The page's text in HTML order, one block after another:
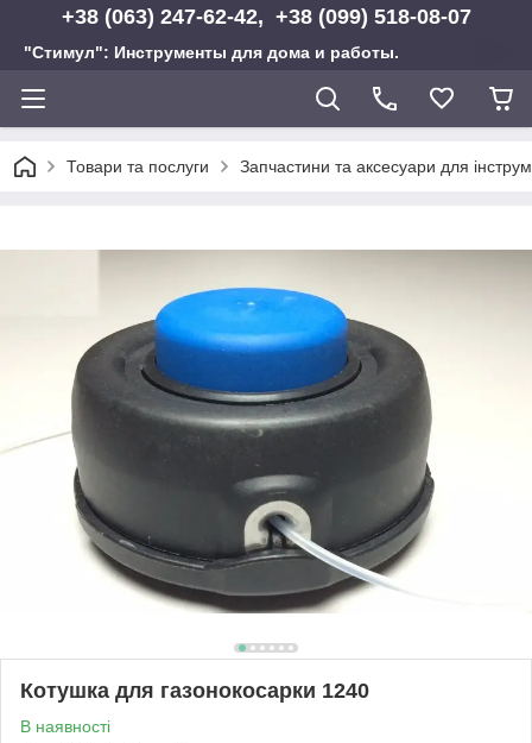
+38 (063) 247-62-42, +38 (099) 518-08-07
"Стимул": Инструменты для дома и работы.
Товари та послуги Запчастини та аксесуари для
Котушка для газонокосарки 1240
В наявності